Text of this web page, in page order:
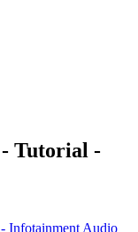
Tutorial -
Infotainment Audio